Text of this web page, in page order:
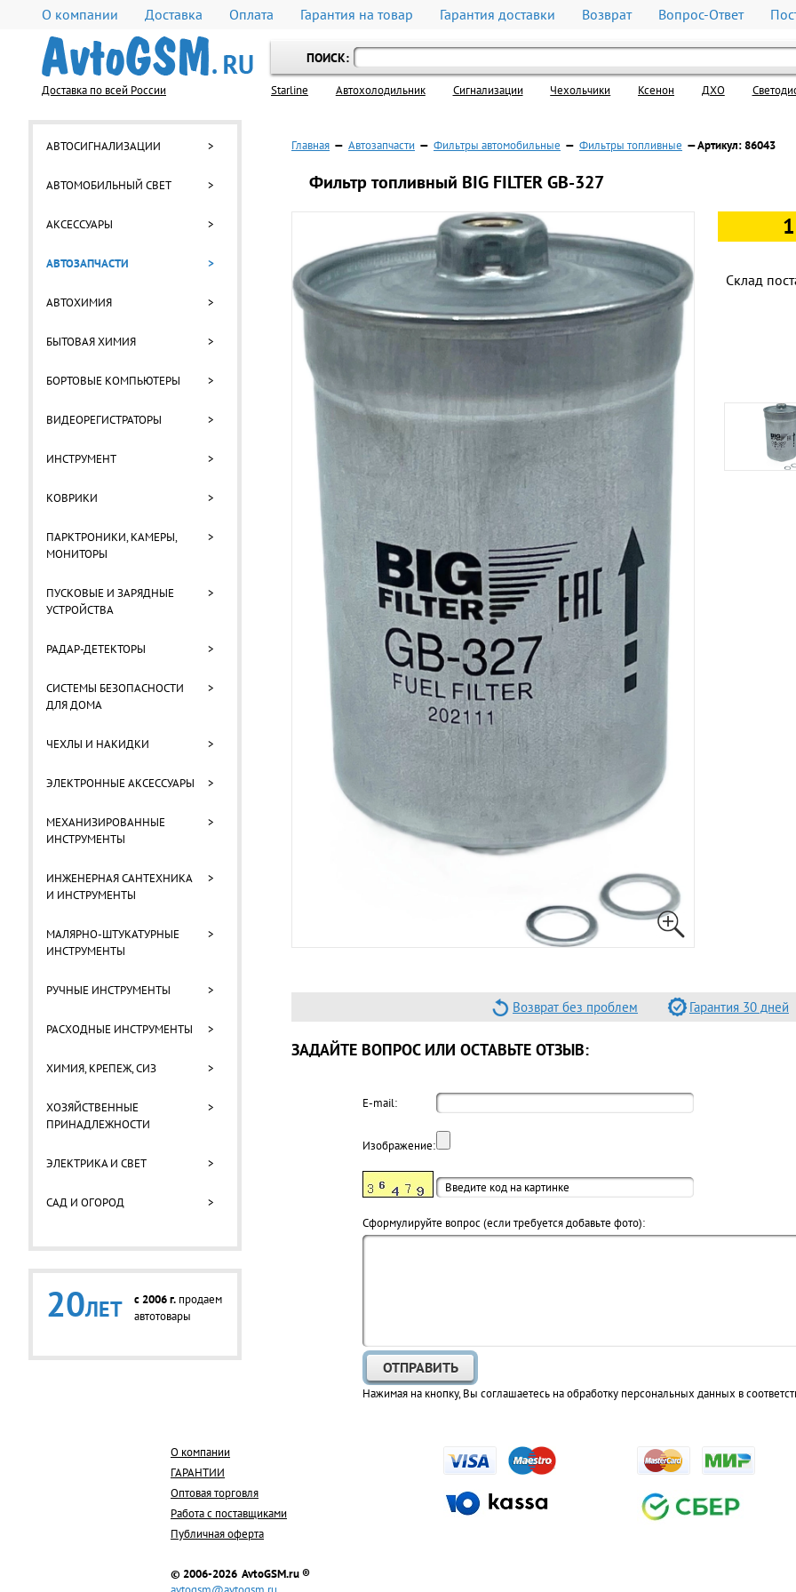
О компании Доставка Оплата Гарантия на товар Гарантия доставки Возврат Вопрос-Ответ
Доставка по всей России
ПОИСК:
Starline Автохолодильник Cигнализации Чехольчики Ксенон ДХО
АВТОСИГНАЛИЗАЦИИ >
АВТОМОБИЛЬНЫЙ СВЕТ >
АКСЕССУАРЫ >
АВТОЗАПЧАСТИ >
АВТОХИМИЯ >
БЫТОВАЯ ХИМИЯ >
БОРТОВЫЕ КОМПЬЮТЕРЫ >
ВИДЕОРЕГИСТРАТОРЫ >
ИНСТРУМЕНТ >
КОВРИКИ >
ПАРКТРОНИКИ, КАМЕРЫ,
МОНИТОРЫ
>
ПУСКОВЫЕ И ЗАРЯДНЫЕ
УСТРОЙСТВА
>
РАДАР-ДЕТЕКТОРЫ >
СИСТЕМЫ БЕЗОПАСНОСТИ
ДЛЯ ДОМА
>
ЧЕХЛЫ И НАКИДКИ >
ЭЛЕКТРОННЫЕ АКСЕССУАРЫ >
МЕХАНИЗИРОВАННЫЕ
ИНСТРУМЕНТЫ
>
ИНЖЕНЕРНАЯ САНТЕХНИКА
И ИНСТРУМЕНТЫ
>
МАЛЯРНО-ШТУКАТУРНЫЕ
ИНСТРУМЕНТЫ
>
РУЧНЫЕ ИНСТРУМЕНТЫ >
РАСХОДНЫЕ ИНСТРУМЕНТЫ >
ХИМИЯ, КРЕПЕЖ, СИЗ >
ХОЗЯЙСТВЕННЫЕ
ПРИНАДЛЕЖНОСТИ
>
ЭЛЕКТРИКА И СВЕТ >
САД И ОГОРОД >
20ЛЕТ c 2006 г. продаем
автотовары
Главная — Автозапчасти — Фильтры автомобильные — Фильтры топливные — Артикул: 86043
Фильтр топливный BIG FILTER GB-327
Склад
Возврат без проблем Гарантия 30 дней
ЗАДАЙТЕ ВОПРОС ИЛИ ОСТАВЬТЕ ОТЗЫВ:
E-mail:
Изображение:
Cформулируйте вопрос (если требуется добавьте фото):
Нажимая на кнопку, Вы соглашаетесь на обработку персональных данных в
О компании
ГАРАНТИИ
Оптовая торговля
Работа с поставщиками
Публичная оферта
© 2006-2026 AvtoGSM.ru ®